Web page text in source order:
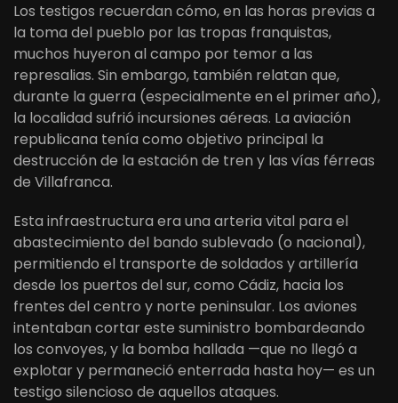
Los testigos recuerdan cómo, en las horas previas a
la toma del pueblo por las tropas franquistas,
muchos huyeron al campo por temor a las
represalias. Sin embargo, también relatan que,
durante la guerra (especialmente en el primer año),
la localidad sufrió incursiones aéreas. La aviación
republicana tenía como objetivo principal la
destrucción de la estación de tren y las vías férreas
de Villafranca.
Esta infraestructura era una arteria vital para el
abastecimiento del bando sublevado (o nacional),
permitiendo el transporte de soldados y artillería
desde los puertos del sur, como Cádiz, hacia los
frentes del centro y norte peninsular. Los aviones
intentaban cortar este suministro bombardeando
los convoyes, y la bomba hallada —que no llegó a
explotar y permaneció enterrada hasta hoy— es un
testigo silencioso de aquellos ataques.